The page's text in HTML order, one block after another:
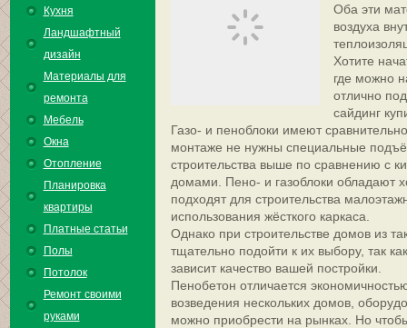
Кухня
Ландшафтный
дизайн
Материалы для
ремонта
Мебель
Окна
Отопление
Планировка
квартиры
Платные статьи
Полы
Потолок
Ремонт своими
руками
Оба эти
воздуха
Хотите
где можно
отлично
сайдинг
Газо- и пеноблоки имеют
монтаже не нужны специальные
строительства выше по сравнению с
домами. Пено- и газоблоки обладают
подходят для строительства
использования жёсткого каркаса.
Однако при строительстве домов из
тщательно подойти к их выбору, так
зависит качество вашей постройки.
Пенобетон отличается
возведения нескольких домов,
можно приобрести на рынках. Но